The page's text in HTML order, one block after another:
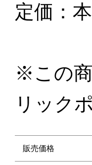
定価：
※この
リック
販売価格